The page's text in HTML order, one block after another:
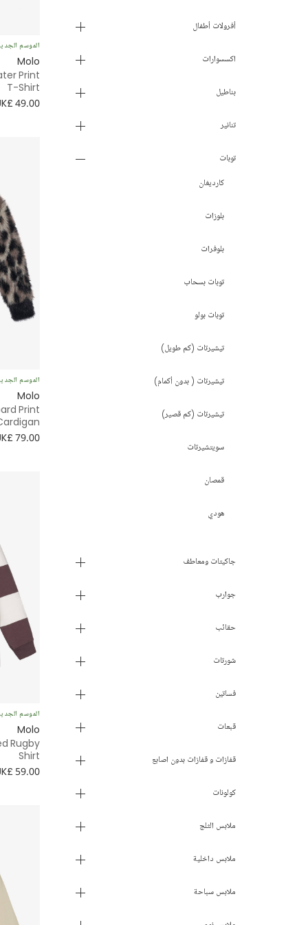
2 سنة
أفرولات أطفال
اكسسوارات
بناطيل
تنانير
توبات
كارديغان
بلوزات
بلوفرات
توبات بسحاب
توبات بولو
تيشيرتات (كم طويل)
تيشيرتات ( بدون أكمام)
تيشيرتات (كم قصير)
سويتشيرتات
قمصان
هودي
جاكيتات ومعاطف
جوارب
حقائب
شورتات
فساتين
قبعات
قفازات و قفازات بدون اصابع
كولونات
ملابس الثلج
ملابس داخلية
ملابس سباحة
الموسم
Molo
Print
T-Shirt
49.00
الموسم
Molo
Print
79.00
الموسم
Molo
Rugby
Shirt
59.00